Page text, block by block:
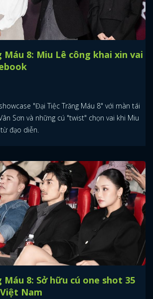
8: Miu Lê công khai xin vai
"Đại Tiệc Trăng Máu 8" với màn tái
Sơn và những cú "twist" chọn vai khi Miu
đạo diễn.
8: Sở hữu cú one shot 35
Nam